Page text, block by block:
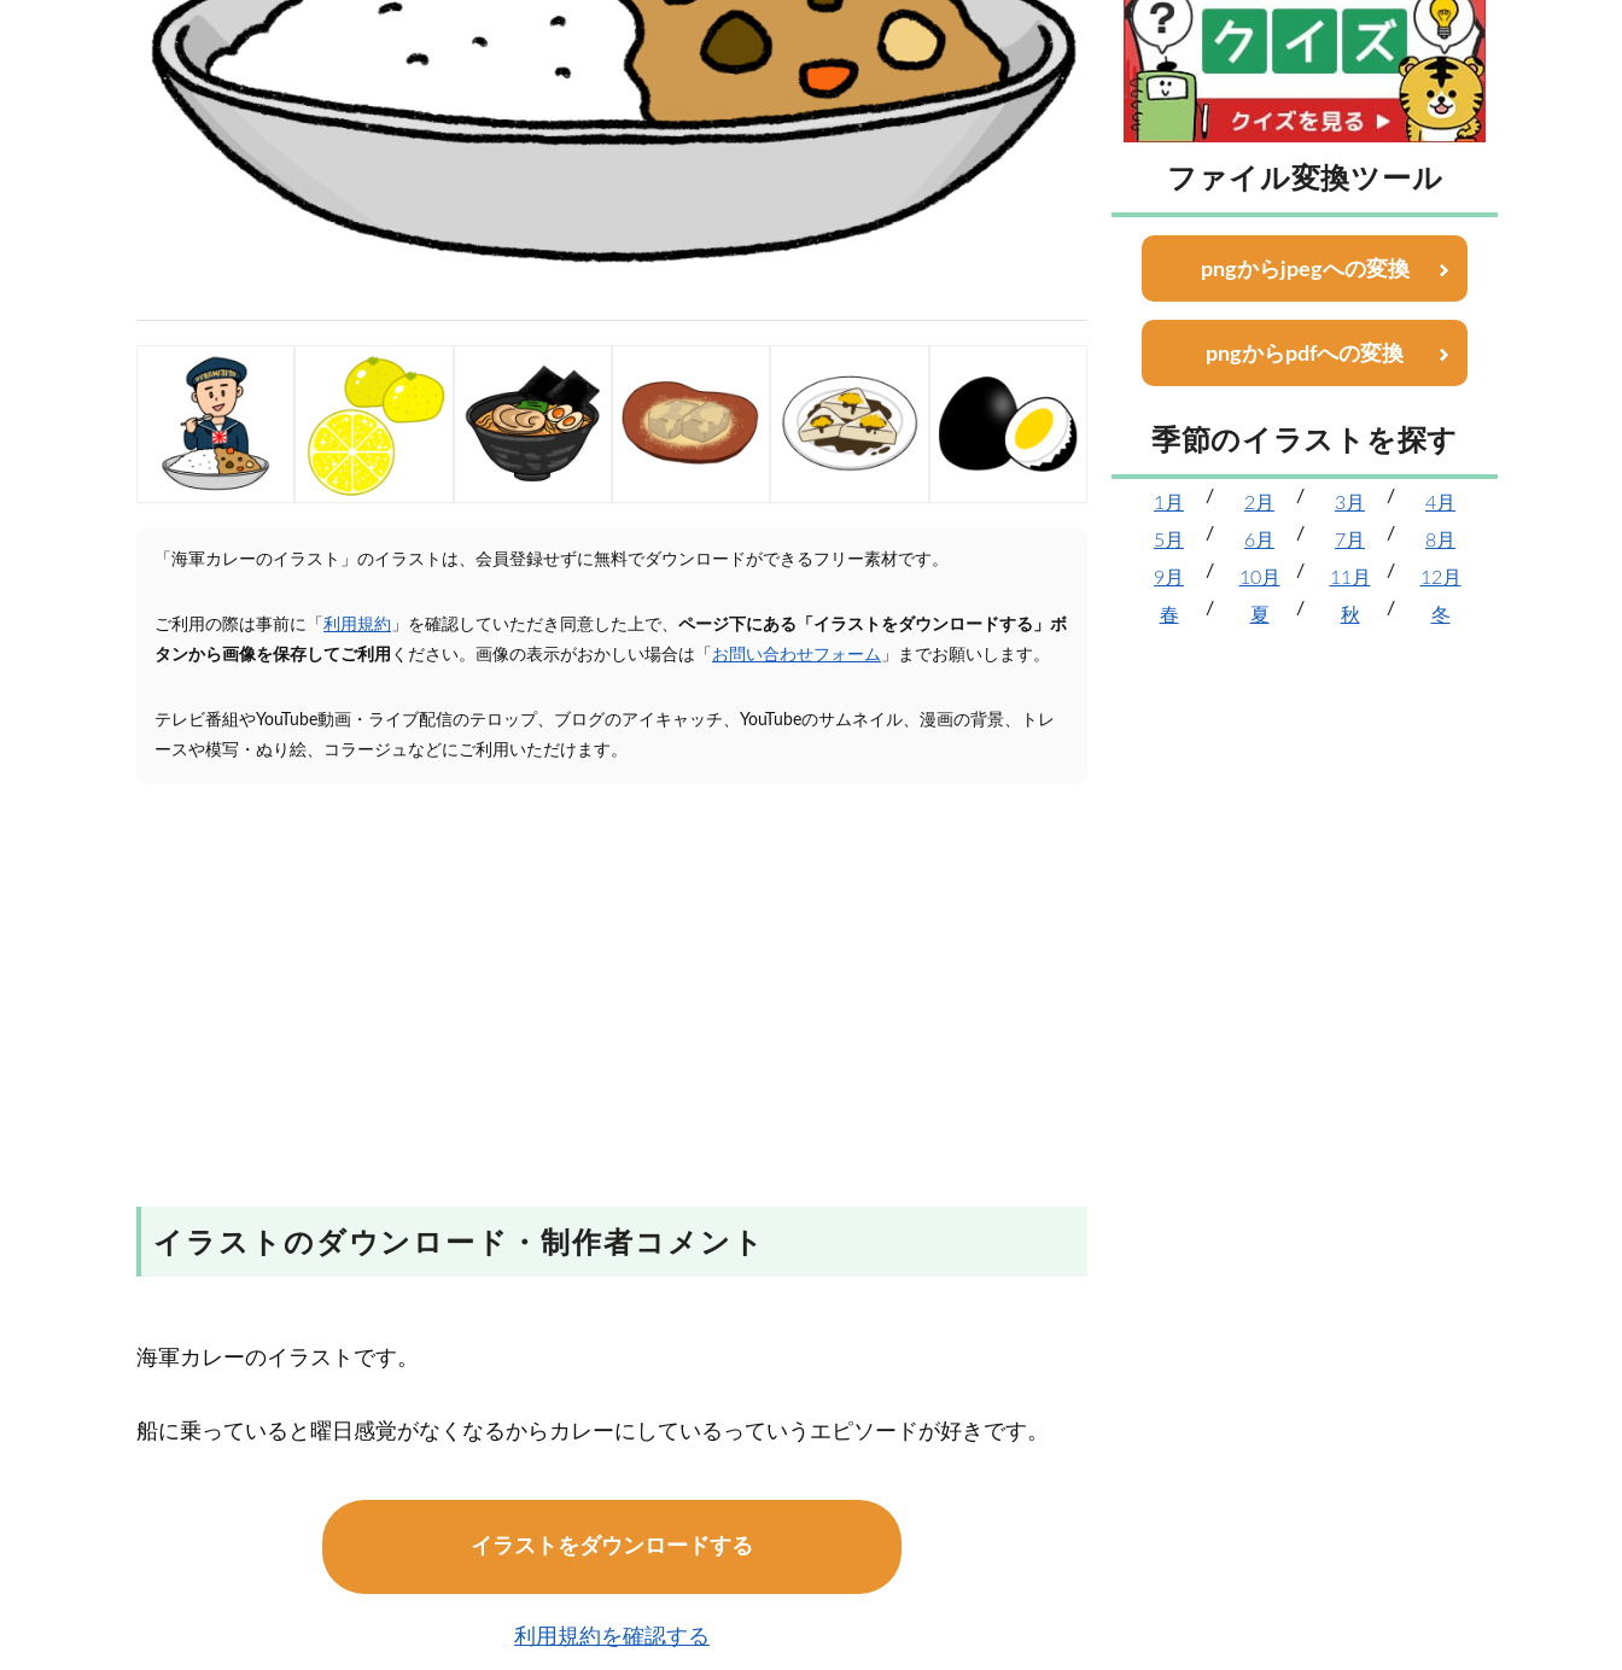
「海軍カレーのイラスト」のイラストは、会員登録せずに無料でダウンロードができるフリー素材です。
ご利用の際は事前に「 利用規約 」を確認していただき同意した上で、 ページ下にある「イラストをダウンロードする」ボ
タンから画像を保存してご利用 ください。画像の表示がおかしい場合は「 お問い合わせフォーム 」までお願いします。
テレビ番組やYouTube動画・ライブ配信のテロップ、ブログのアイキャッチ、YouTubeのサムネイル、漫画の背景、トレ
ースや模写・ぬり絵、コラージュなどにご利用いただけます。
イラストのダウンロード・制作者コメント
海軍カレーのイラストです。
船に乗っていると曜日感覚がなくなるからカレーにしているっていうエピソードが好きです。
イラストをダウンロードする
利用規約を確認する
ファイル変換ツール
pngからjpegへの変換
pngからpdfへの変換
季節のイラストを探す
1月 2月 3月
4月
5月
6月 7月
8月
9月
10月 11月
12月
春
夏 秋 冬